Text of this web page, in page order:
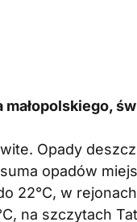
Opady
opadów
22°C, w
na szczytach